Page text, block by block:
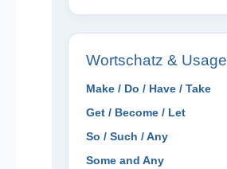
Wortschatz & Usage
Make / Do / Have / Take
Get / Become / Let
So / Such / Any
Some and Any